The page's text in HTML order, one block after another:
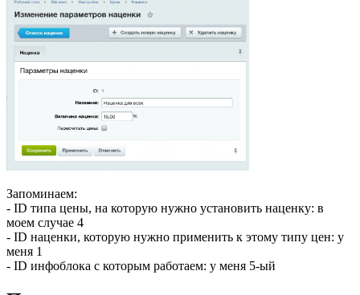
Запоминаем:
- ID типа цены, на которую нужно установить наценку: в
моем случае 4
- ID наценки, которую нужно применить к этому типу цен: у
меня 1
- ID инфоблока с которым работаем: у меня 5-ый